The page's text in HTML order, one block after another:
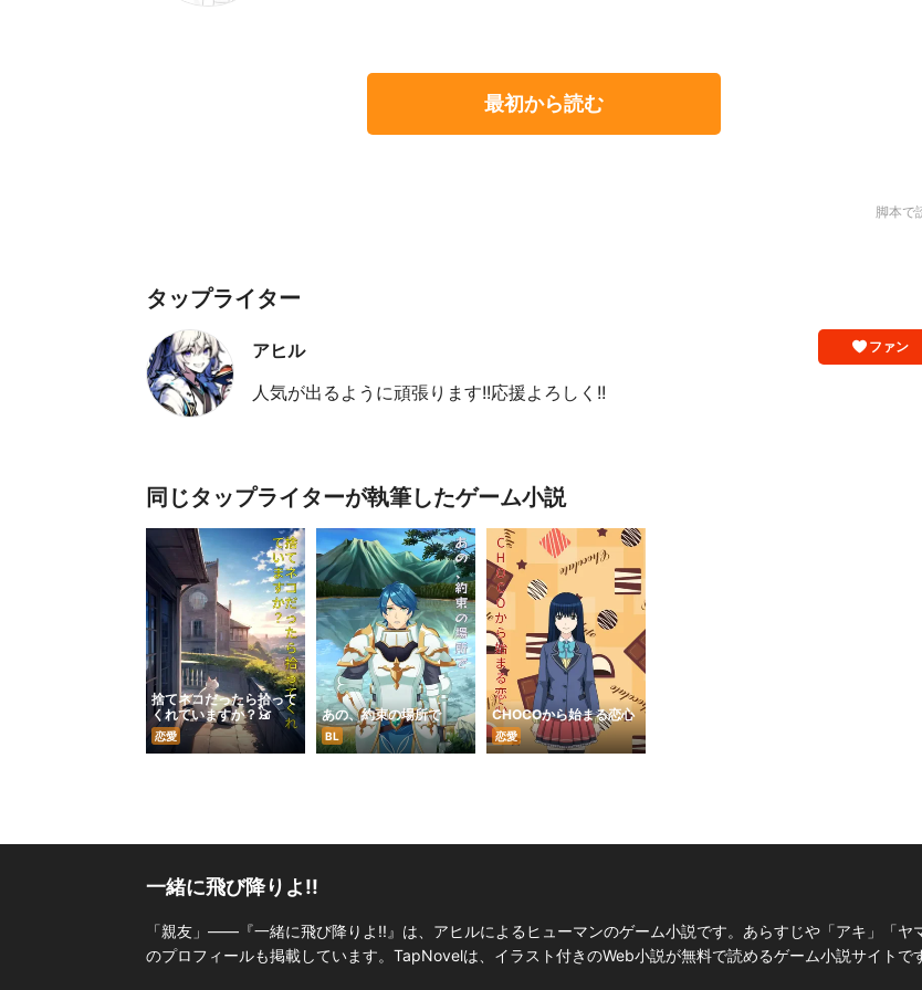
最初から読む
脚本で
タップライター
ファン
アヒル
人気が出るように頑張ります!!応援よろしく!!
同じタップライターが執筆したゲーム小説
捨てネコだったら拾って
くれていますか？𓃠
恋愛
あの、約束の場所で
BL
CHOCOから始まる恋心
恋愛
一緒に飛び降りよ!!
「親友」――『一緒に飛び降りよ!!』は、アヒルによるヒューマンのゲーム小説です。あらすじや「アキ」「ヤ
のプロフィールも掲載しています。TapNovelは、イラスト付きのWeb小説が無料で読めるゲーム小説サイトで